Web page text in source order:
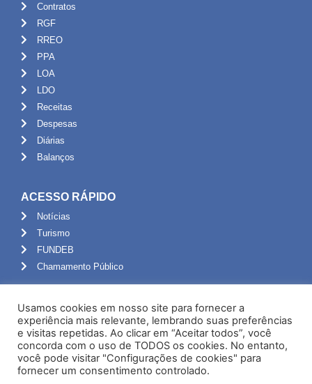
Contratos
RGF
RREO
PPA
LOA
LDO
Receitas
Despesas
Diárias
Balanços
ACESSO RÁPIDO
Notícias
Turismo
FUNDEB
Chamamento Público
Portal do Servidor
Webmail
Administração
Usamos cookies em nosso site para fornecer a
experiência mais relevante, lembrando suas preferências
e visitas repetidas. Ao clicar em “Aceitar todos”, você
concorda com o uso de TODOS os cookies. No entanto,
você pode visitar "Configurações de cookies" para
fornecer um consentimento controlado.